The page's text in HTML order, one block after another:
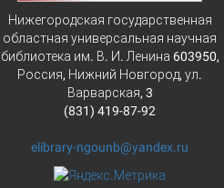
Нижегородская государственная
областная универсальная научная
библиотека им. В. И. Ленина 603950,
Россия, Нижний Новгород, ул.
Варварская, 3
(831) 419-87-92
elibrary-ngounb@yandex.ru